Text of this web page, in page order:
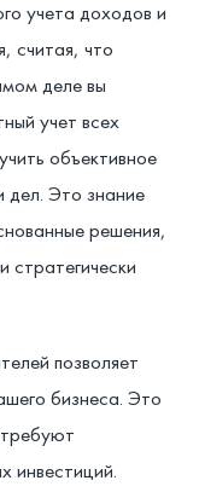
учета доходов и
считая, что
деле вы
учет всех
объективное
дел. Это знание
решения,
стратегически
позволяет
бизнеса. Это
инвестиций.